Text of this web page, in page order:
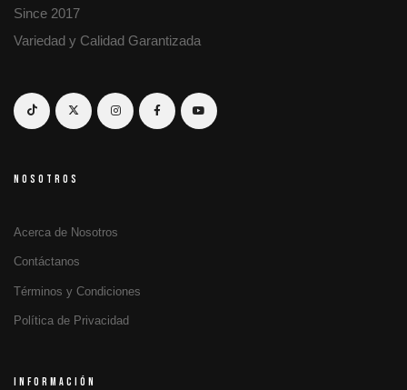
Since 2017
Variedad y Calidad Garantizada
NOSOTROS
Acerca de Nosotros
Contáctanos
Términos y Condiciones
Política de Privacidad
INFORMACIÓN